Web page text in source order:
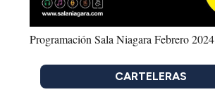
Programación Sala Niagara Febrero 2024
CARTELERAS